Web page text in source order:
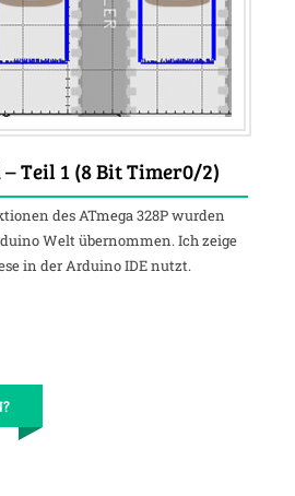
Teil 1 (8 Bit Timer0/2)
des ATmega 328P wurden
Welt übernommen. Ich zeige
in der Arduino IDE nutzt.